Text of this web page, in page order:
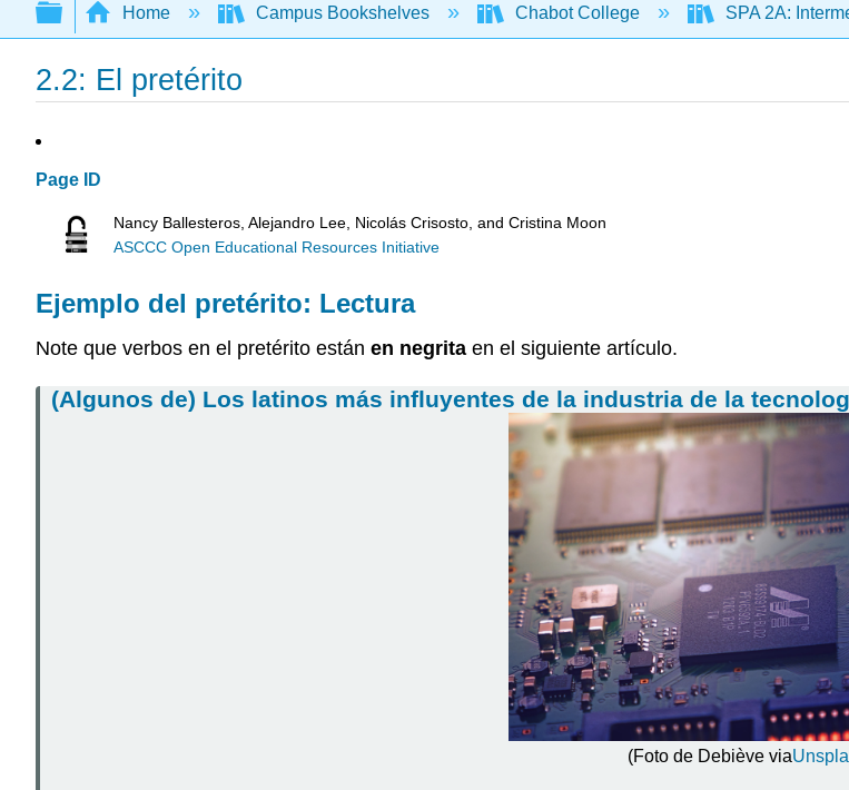
Expand/collapse global hierarchy
Home Campus Bookshelves Chabot College SPA 2A:
2.2: El pretérito
Page ID
Nancy Ballesteros, Alejandro Lee, Nicolás Crisosto, and Cristina Moon
ASCCC Open Educational Resources Initiative
Ejemplo del pretérito: Lectura
Note que verbos en el pretérito están en negrita en el siguiente artículo.
(Algunos de) Los latinos más influyentes de la industria de la
(Foto de Debiève via